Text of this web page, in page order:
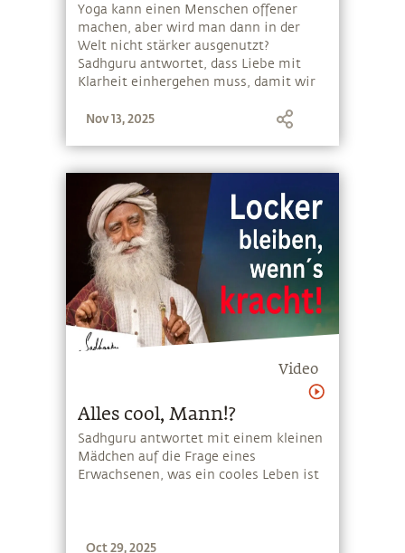
Yoga kann einen Menschen offener
machen, aber wird man dann in der
Welt nicht stärker ausgenutzt?
Sadhguru antwortet, dass Liebe mit
Klarheit einhergehen muss, damit wir
begegnen können
Nov 13, 2025
Video
Alles cool, Mann!?
Sadhguru antwortet mit einem kleinen
Mädchen auf die Frage eines
Erwachsenen, was ein cooles Leben ist
Oct 29, 2025